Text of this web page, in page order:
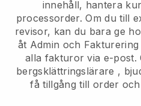
innehåll, hantera
processorder. Om du till
revisor, kan du bara ge
åt Admin och
alla fakturor via e-post.
bergsklättringslärare ,
få tillgång till order